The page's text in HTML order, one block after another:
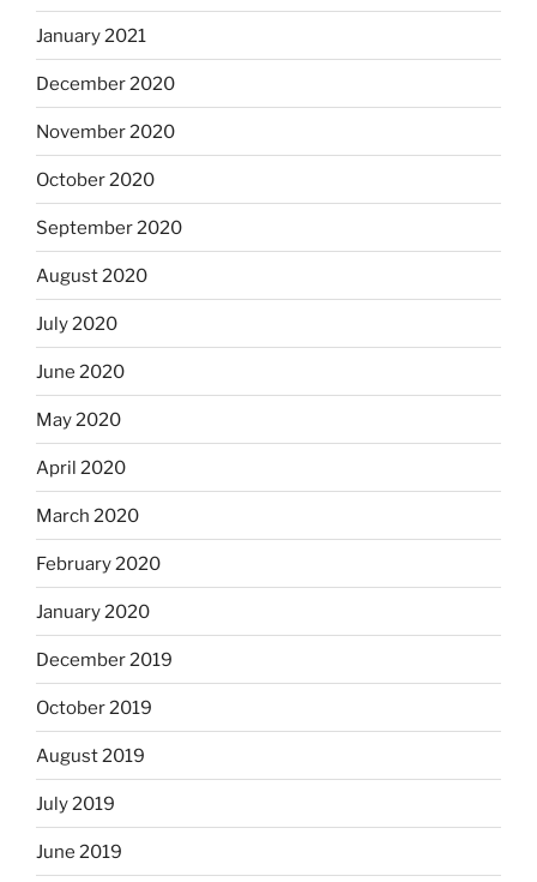
January 2021
December 2020
November 2020
October 2020
September 2020
August 2020
July 2020
June 2020
May 2020
April 2020
March 2020
February 2020
January 2020
December 2019
October 2019
August 2019
July 2019
June 2019